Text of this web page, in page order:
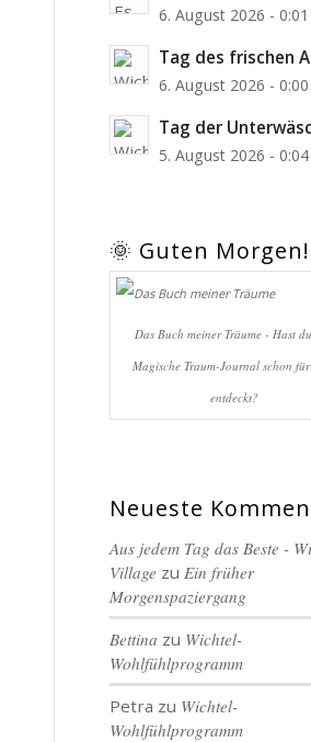
6. August 2026 - 0:01
Tag des frischen
6. August 2026 - 0:00
Tag der
5. August 2026 - 0:04
🌞 Guten
Das Buch meiner Träume - Hast
Magische Traum-Journal schon
entdeckt?
Neueste
Aus jedem Tag das Beste -
Village zu Ein früher
Morgenspaziergang
Bettina zu Wichtel-
Wohlfühlprogramm
Petra zu Wichtel-
Wohlfühlprogramm